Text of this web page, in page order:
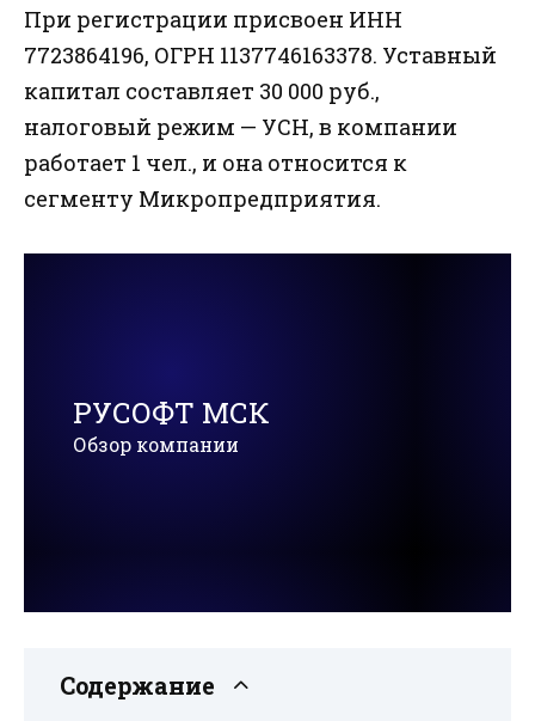
При регистрации присвоен ИНН
7723864196, ОГРН 1137746163378. Уставный
капитал составляет 30 000 руб.,
налоговый режим — УСН, в компании
работает 1 чел., и она относится к
сегменту Микропредприятия.
РУСОФТ МСК
Обзор компании
Содержание